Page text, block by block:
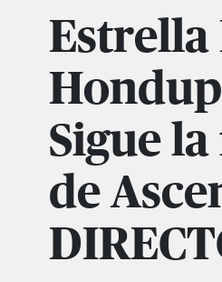
Estrella
Sigue
de